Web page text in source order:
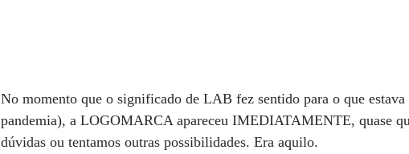
No momento que o significado de LAB fez sentido para o que estava
pandemia), a LOGOMARCA apareceu IMEDIATAMENTE, quase
dúvidas ou tentamos outras possibilidades. Era aquilo.